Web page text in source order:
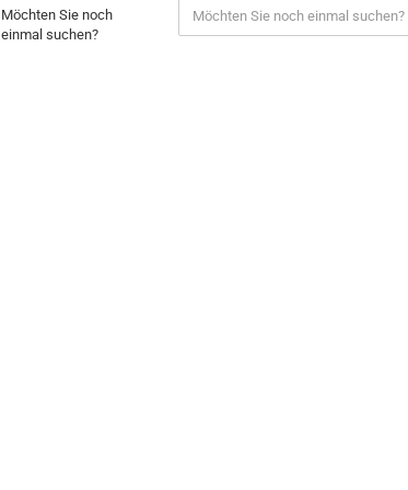
Möchten Sie noch
einmal suchen?